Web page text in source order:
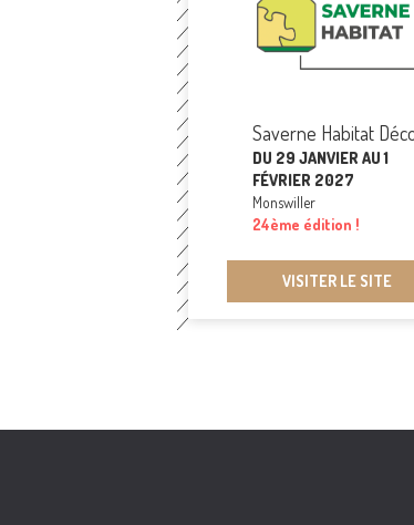
Saverne Habitat
DU 29 JANVIER AU 1
FÉVRIER 2027
Monswiller
24ème édition !
VISITER LE SITE